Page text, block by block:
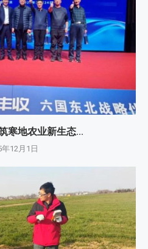
寒地农业新生态...
年12月1日